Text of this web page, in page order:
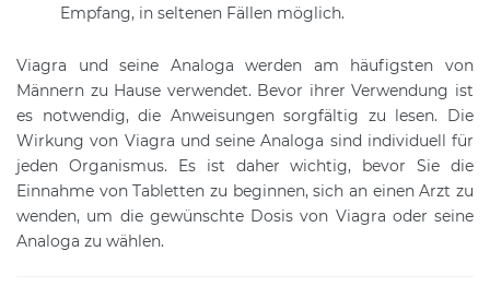
Empfang, in seltenen Fällen möglich.
Viagra und seine Analoga werden am häufigsten von
Männern zu Hause verwendet. Bevor ihrer Verwendung ist
es notwendig, die Anweisungen sorgfältig zu lesen. Die
Wirkung von Viagra und seine Analoga sind individuell für
jeden Organismus. Es ist daher wichtig, bevor Sie die
Einnahme von Tabletten zu beginnen, sich an einen Arzt zu
wenden, um die gewünschte Dosis von Viagra oder seine
Analoga zu wählen.